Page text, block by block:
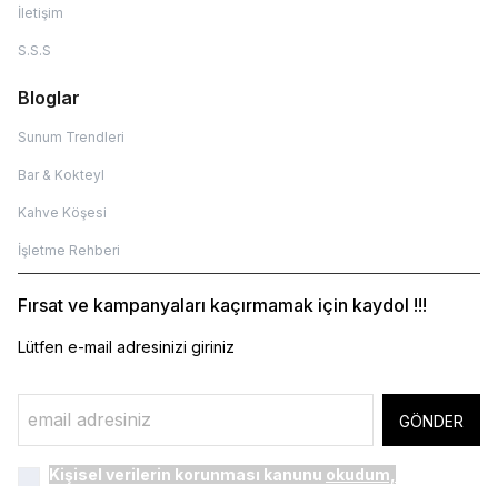
İletişim
S.S.S
Bloglar
Sunum Trendleri
Bar & Kokteyl
Kahve Köşesi
İşletme Rehberi
Fırsat ve kampanyaları kaçırmamak için kaydol !!!
Lütfen e-mail adresinizi giriniz
GÖNDER
Kişisel verilerin korunması kanunu okudum,